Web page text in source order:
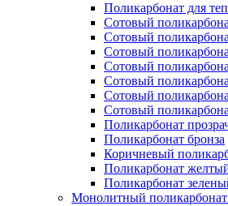
Поликарбонат для
Сотовый
Сотовый
Сотовый
Сотовый
Сотовый
Сотовый
Сотовый
Поликарбонат
Поликарбонат бронза
Коричневый
Поликарбонат
Поликарбонат
Монолитный